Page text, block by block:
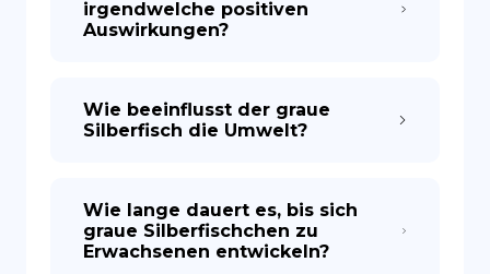
irgendwelche positiven
Auswirkungen?
Wie beeinflusst der graue
Silberfisch die Umwelt?
Wie lange dauert es, bis sich
graue Silberfischchen zu
Erwachsenen entwickeln?